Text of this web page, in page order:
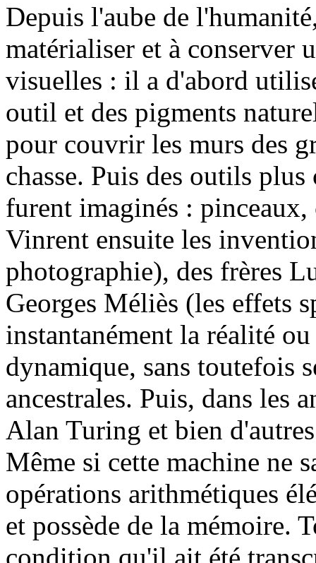
Depuis l'aube de
matérialiser et à conserver
visuelles : il a d'abord
outil et des pigments
pour couvrir les murs des
chasse. Puis des outils
furent imaginés :
Vinrent ensuite les
photographie), des frères
Georges Méliès (les effets
instantanément la réalité
dynamique, sans toutefois
ancestrales. Puis, dans les
Alan Turing et bien
Même si cette machine ne
opérations arithmétiques
et possède de la mémoire.
condition qu'il ait été